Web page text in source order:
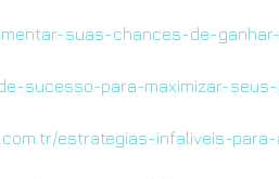
suas-chances-de-
sucesso-para-maximizar-
estrategias-infaliveis-